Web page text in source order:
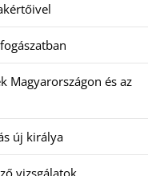
Magyarországon és az
új királya
vizsgálatok